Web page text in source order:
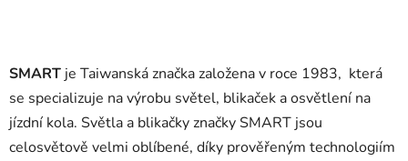
SMART je Taiwanská značka založena v roce 1983, která
se specializuje na výrobu světel, blikaček a osvětlení na
jízdní kola. Světla a blikačky značky SMART jsou
celosvětově velmi oblíbené, díky prověřeným technologiím